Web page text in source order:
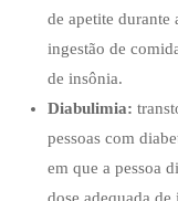
de apetite durante
ingestão de
de insônia.
Diabulimia:
pessoas com
em que a pessoa